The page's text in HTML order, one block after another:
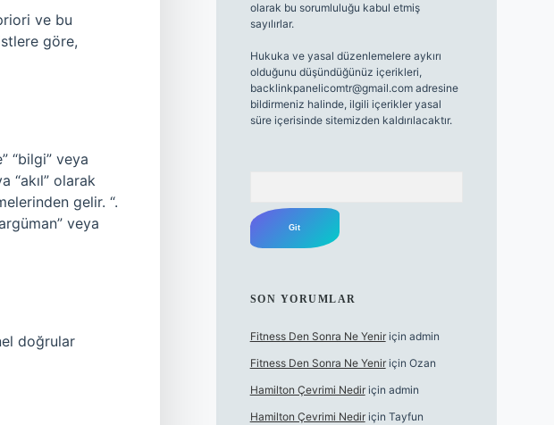
ve bu
göre,
“bilgi” veya
“akıl” olarak
gelir. “.
veya
doğrular
olarak bu sorumluluğu kabul etmiş
sayılırlar.
Hukuka ve yasal düzenlemelere aykırı
olduğunu düşündüğünüz içerikleri,
backlinkpanelicomtr@gmail.comadresine
bildirmeniz halinde, ilgili içerikler yasal
süre içerisinde sitemizden kaldırılacaktır.
SON YORUMLAR
Fitness Den Sonra Ne Yeniriçin admin
Fitness Den Sonra Ne Yeniriçin Ozan
Hamilton Çevrimi Nediriçin admin
Hamilton Çevrimi Nediriçin Tayfun